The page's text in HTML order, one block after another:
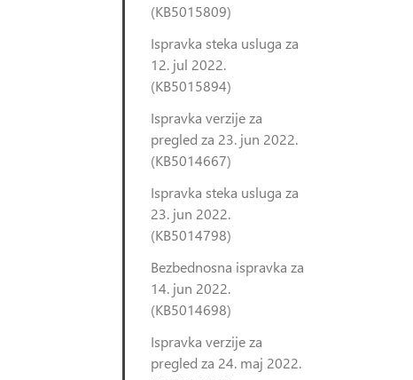
(KB5015809)
Ispravka steka usluga za
12. jul 2022.
(KB5015894)
Ispravka verzije za
pregled za 23. jun 2022.
(KB5014667)
Ispravka steka usluga za
23. jun 2022.
(KB5014798)
Bezbednosna ispravka za
14. jun 2022.
(KB5014698)
Ispravka verzije za
pregled za 24. maj 2022.